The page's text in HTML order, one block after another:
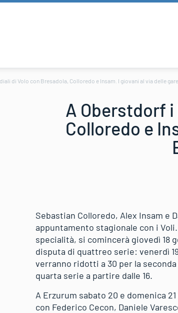
di Volo con Bresadola, Colloredo e Insam. I giovani al via delle
A Oberstdorf
Colloredo e
Sebastian Colloredo, Alex Insam e
appuntamento stagionale con i
specialità, si comincerà giovedì 18
disputa di quattreo serie: venerdì
verranno ridotti a 30 per la
quarta serie a partire dalle 16.
A Erzurum sabato 20 e domenica
con Federico Cecon, Daniele